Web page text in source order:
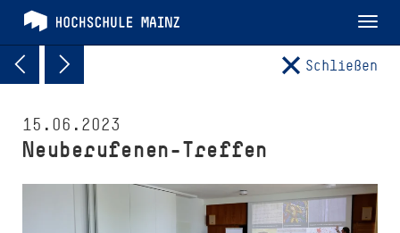
Schließen
15.06.2023
Neuberufenen-Treffen